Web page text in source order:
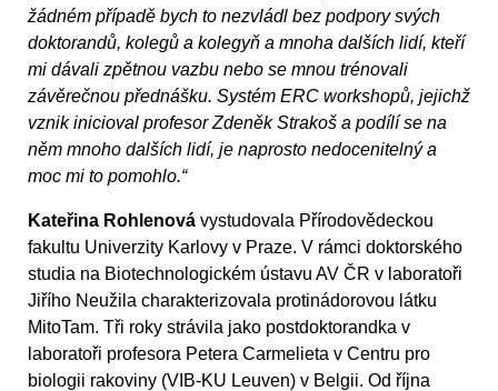
žádném případě bych to nezvládl bez podpory svých
doktorandů, kolegů a kolegyň a mnoha dalších lidí, kteří
mi dávali zpětnou vazbu nebo se mnou trénovali
závěrečnou přednášku. Systém ERC workshopů, jejichž
vznik inicioval profesor Zdeněk Strakoš a podílí se na
něm mnoho dalších lidí, je naprosto nedocenitelný a
moc mi to pomohlo.“
Kateřina Rohlenová vystudovala Přírodovědeckou
fakultu Univerzity Karlovy v Praze. V rámci doktorského
studia na Biotechnologickém ústavu AV ČR v laboratoři
Jiřího Neužila charakterizovala protinádorovou látku
MitoTam. Tři roky strávila jako postdoktorandka v
laboratoři profesora Petera Carmelieta v Centru pro
biologii rakoviny (VIB-KU Leuven) v Belgii. Od října